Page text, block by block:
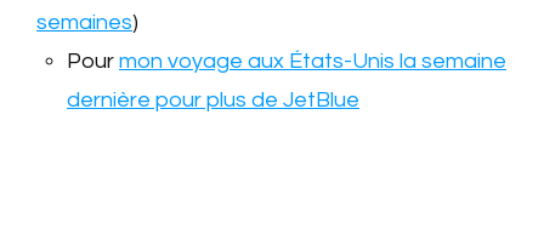
semaines)
Pour mon voyage aux États-Unis la semaine
dernière pour plus de JetBlue